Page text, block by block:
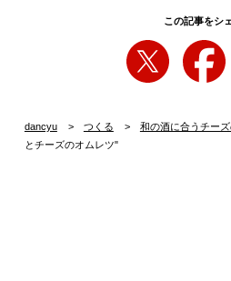
この記事をシ
dancyu つくる 和の酒に合うチー
とチーズのオムレツ"